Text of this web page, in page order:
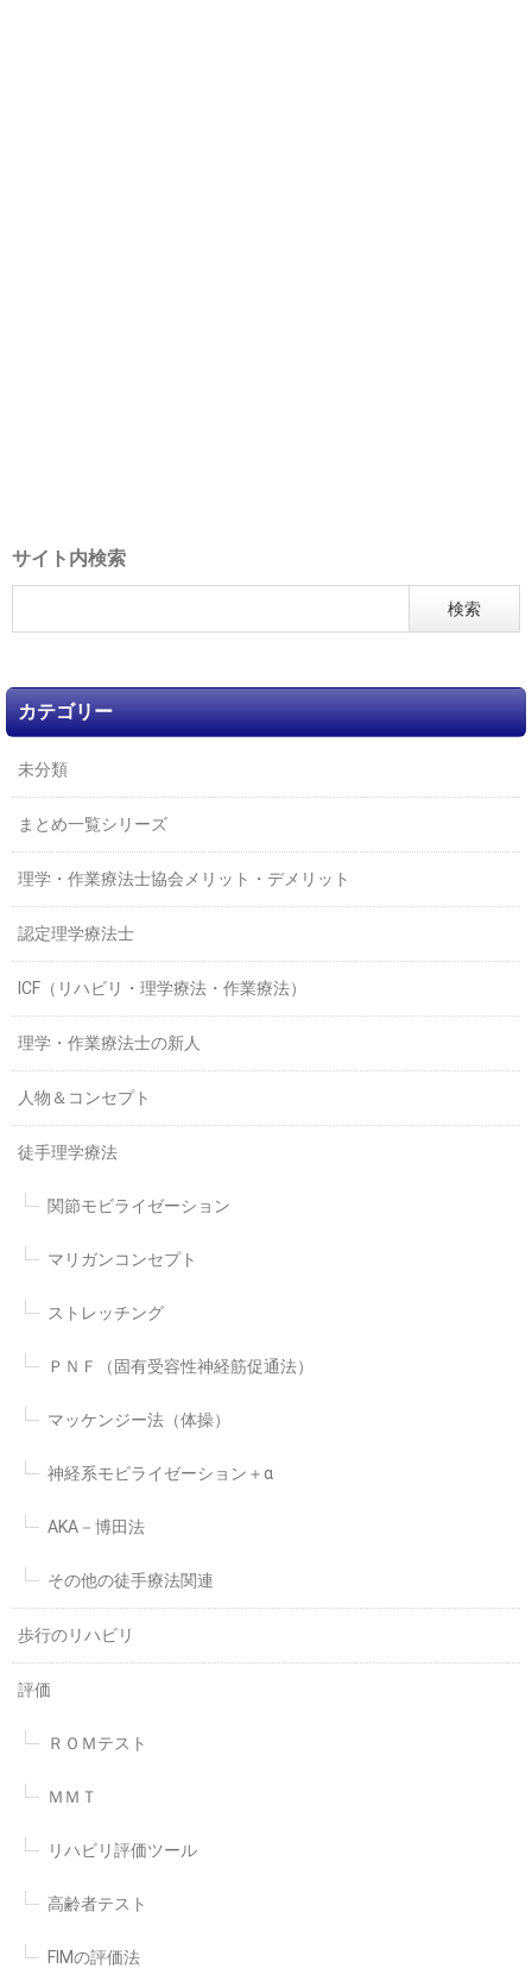
サイト内検索
カテゴリー
未分類
まとめ一覧シリーズ
理学・作業療法士協会メリット・デメリット
認定理学療法士
ICF（リハビリ・理学療法・作業療法）
理学・作業療法士の新人
人物＆コンセプト
徒手理学療法
関節モビライゼーション
マリガンコンセプト
ストレッチング
ＰＮＦ（固有受容性神経筋促通法）
マッケンジー法（体操）
神経系モビライゼーション＋α
AKA－博田法
その他の徒手療法関連
歩行のリハビリ
評価
ＲＯＭテスト
ＭＭＴ
リハビリ評価ツール
高齢者テスト
FIMの評価法